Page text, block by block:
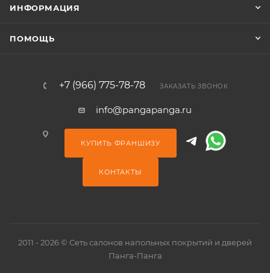
ИНФОРМАЦИЯ
ПОМОЩЬ
+7 (966) 775-78-78 ЗАКАЗАТЬ ЗВОНОК
info@pangapanga.ru
КУПИТЬ ФРАНШИЗУ
КОНТАКТЫ
2011 - 2026 © Сеть салонов напольных покрытий и дверей
Панга-Панга